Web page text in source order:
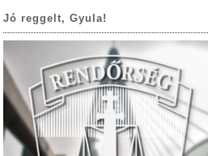
Jó reggelt, Gyula!